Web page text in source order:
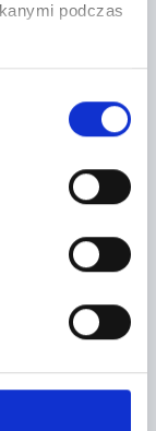
podczas
contributors